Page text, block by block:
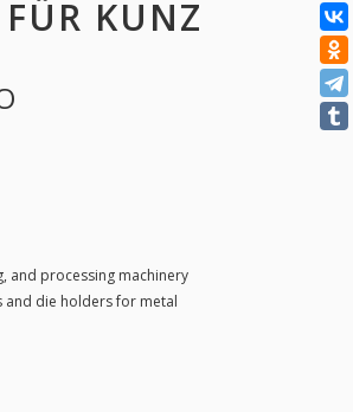
KUNZ
and processing machinery
and die holders for metal